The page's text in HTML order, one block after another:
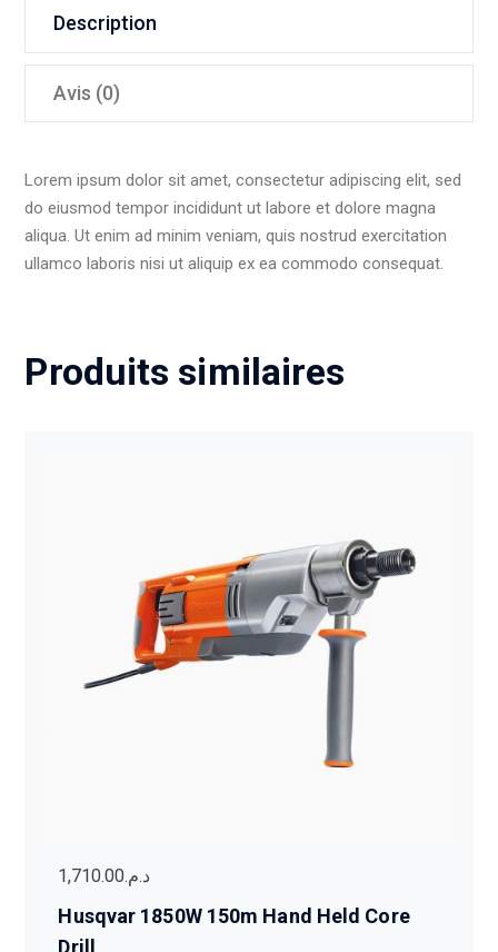
Description
Avis (0)
Lorem ipsum dolor sit amet, consectetur adipiscing elit, sed
do eiusmod tempor incididunt ut labore et dolore magna
aliqua. Ut enim ad minim veniam, quis nostrud exercitation
ullamco laboris nisi ut aliquip ex ea commodo consequat.
Produits similaires
Husqvar 1850W 150m Hand Held Core
Drill
د.م.1,710.00